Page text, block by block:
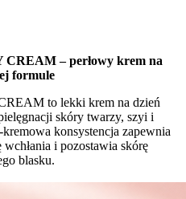
– perłowy krem na
formule
to lekki krem na dzień
skóry twarzy, szyi i
konsystencja zapewnia
i pozostawia skórę
blasku.